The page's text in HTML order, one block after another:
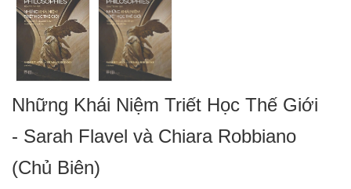
Những Khái Niệm Triết Học Thế Giới
- Sarah Flavel và Chiara Robbiano
(Chủ Biên)